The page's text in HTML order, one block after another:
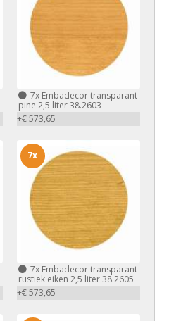
7xEmbadecor transparant
pine 2,5 liter 38.2603
+€ 573,65
7xEmbadecor transparant
rustiek eiken 2,5 liter 38.2605
+€ 573,65
7x